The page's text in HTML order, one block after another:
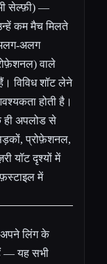
सेल्फ़ी) —
कम मैच मिलते
अलग
वाले
विविध शॉट लेने
होती है।
ही अपलोड से
प्रोफ़ेशनल,
यॉट दृश्यों में
में
अपने लिंग के
— यह सभी